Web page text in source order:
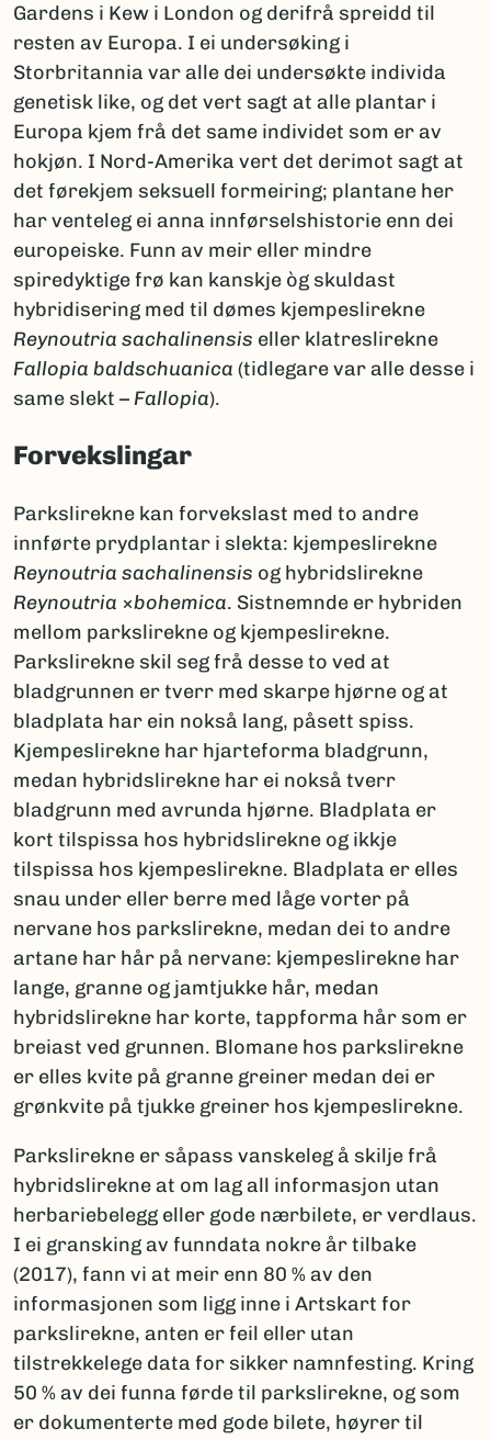
Gardens i Kew i London og derifrå spreidd til
resten av Europa. I ei undersøking i
Storbritannia var alle dei undersøkte individa
genetisk like, og det vert sagt at alle plantar i
Europa kjem frå det same individet som er av
hokjøn. I Nord-Amerika vert det derimot sagt at
det førekjem seksuell formeiring; plantane her
har venteleg ei anna innførselshistorie enn dei
europeiske. Funn av meir eller mindre
spiredyktige frø kan kanskje òg skuldast
hybridisering med til dømes kjempeslirekne
Reynoutria sachalinensis eller klatreslirekne
Fallopia baldschuanica (tidlegare var alle desse i
same slekt – Fallopia).
Forvekslingar
Parkslirekne kan forvekslast med to andre
innførte prydplantar i slekta: kjempeslirekne
Reynoutria sachalinensis og hybridslirekne
Reynoutria ×bohemica. Sistnemnde er hybriden
mellom parkslirekne og kjempeslirekne.
Parkslirekne skil seg frå desse to ved at
bladgrunnen er tverr med skarpe hjørne og at
bladplata har ein nokså lang, påsett spiss.
Kjempeslirekne har hjarteforma bladgrunn,
medan hybridslirekne har ei nokså tverr
bladgrunn med avrunda hjørne. Bladplata er
kort tilspissa hos hybridslirekne og ikkje
tilspissa hos kjempeslirekne. Bladplata er elles
snau under eller berre med låge vorter på
nervane hos parkslirekne, medan dei to andre
artane har hår på nervane: kjempeslirekne har
lange, granne og jamtjukke hår, medan
hybridslirekne har korte, tappforma hår som er
breiast ved grunnen. Blomane hos parkslirekne
er elles kvite på granne greiner medan dei er
grønkvite på tjukke greiner hos kjempeslirekne.
Parkslirekne er såpass vanskeleg å skilje frå
hybridslirekne at om lag all informasjon utan
herbariebelegg eller gode nærbilete, er verdlaus.
I ei gransking av funndata nokre år tilbake
(2017), fann vi at meir enn 80 % av den
informasjonen som ligg inne i Artskart for
parkslirekne, anten er feil eller utan
tilstrekkelege data for sikker namnfesting. Kring
50 % av dei funna førde til parkslirekne, og som
er dokumenterte med gode bilete, høyrer til